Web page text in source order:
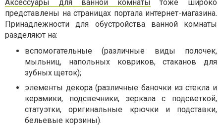
Аксессуары для ванной комнаты тоже широко
представлены на страницах портала интернет-магазина.
Принадлежности для обустройства ванной комнаты
разделяют на:
вспомогательные (различные виды полочек,
мыльниц, напольных ковриков, стаканов для
зубных щеток);
элементы декора (различные баночки из стекла и
керамики, подсвечники, зеркала с подсветкой,
статуэтки, оригинальные крючки и подставки,
бельевые корзины).